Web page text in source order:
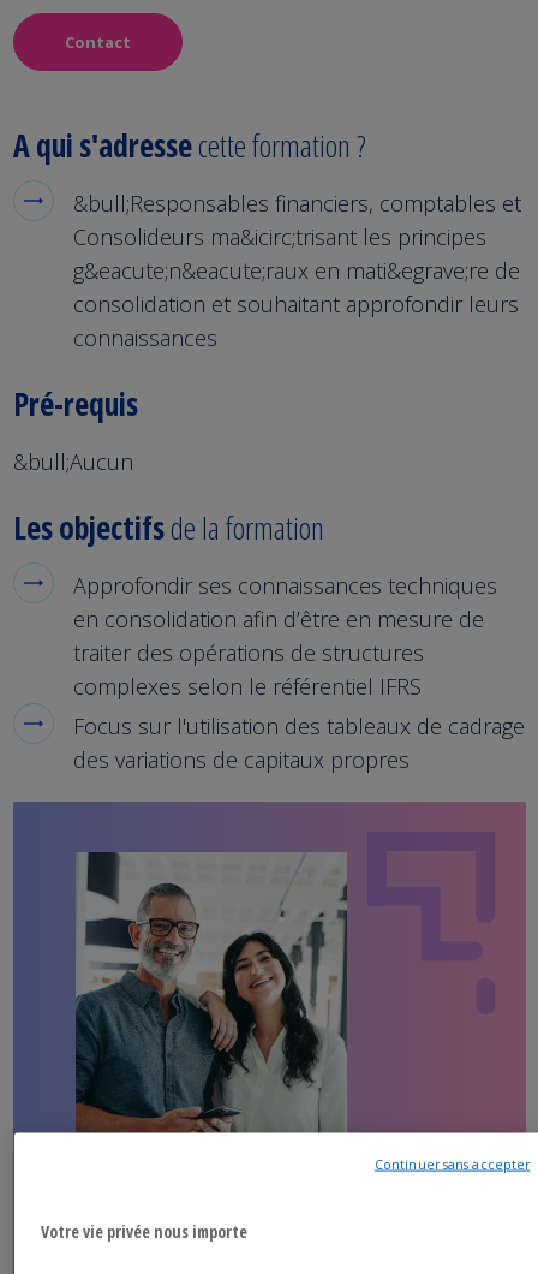
Contact
A qui s'adressecette formation ?
&bull;Responsables financiers, comptables et
Consolideurs ma&icirc;trisant les principes
g&eacute;n&eacute;raux en mati&egrave;re de
consolidation et souhaitant approfondir leurs
connaissances
Pré-requis
&bull;Aucun
Les objectifsde la formation
Approfondir ses connaissances techniques
en consolidation afin d’être en mesure de
traiter des opérations de structures
complexes selon le référentiel IFRS
Focus sur l'utilisation des tableaux de cadrage
des variations de capitaux propres
Nosexperts KPMG
Votre vie privée nous importe
Continuer sans accepter